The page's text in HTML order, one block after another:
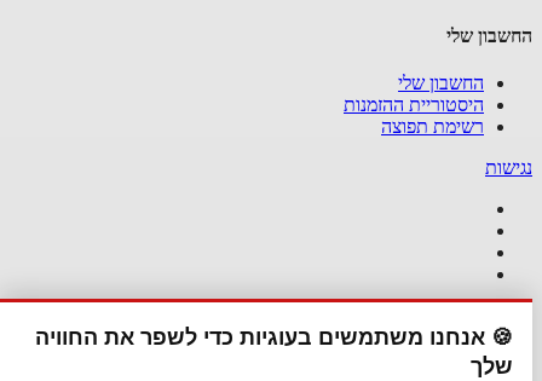
🍪 אנחנו משתמשים בעוגיות כדי לשפר את החוויה
שלך
החשבון שלי
החשבון שלי
היסטוריית ההזמנות
רשימת תפוצה
נגישות
סגור